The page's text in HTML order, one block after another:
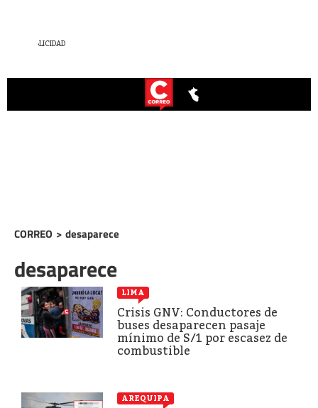
CORREO > desaparece
desaparece
LIMA
Crisis GNV: Conductores de
buses desaparecen pasaje
mínimo de S/1 por escasez de
combustible
AREQUIPA